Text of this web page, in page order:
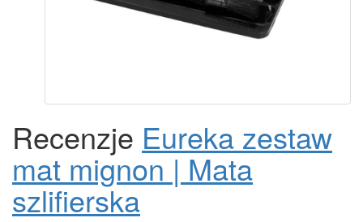
Recenzje Eureka zestaw
mat mignon | Mata
szlifierska